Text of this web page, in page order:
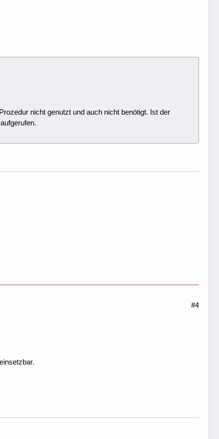
nicht genutzt und auch nicht benötigt. Ist der
#4